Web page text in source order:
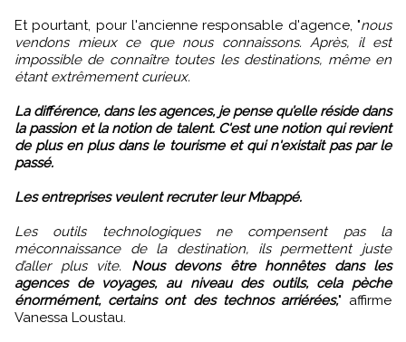
Et pourtant, pour l'ancienne responsable d'agence, "nous
vendons mieux ce que nous connaissons. Après, il est
impossible de connaître toutes les destinations, même en
étant extrêmement curieux.
La différence, dans les agences, je pense qu’elle réside dans
la passion et la notion de talent. C'est une notion qui revient
de plus en plus dans le tourisme et qui n'existait pas par le
passé.
Les entreprises veulent recruter leur Mbappé.
Les outils technologiques ne compensent pas la
méconnaissance de la destination, ils permettent juste
d’aller plus vite. Nous devons être honnêtes dans les
agences de voyages, au niveau des outils, cela pèche
énormément, certains ont des technos arriérées," affirme
Vanessa Loustau.